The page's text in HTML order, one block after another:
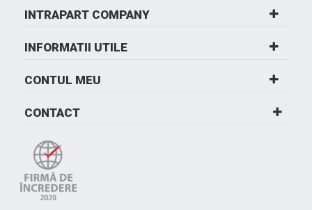
INTRAPART COMPANY
INFORMATII UTILE
CONTUL MEU
CONTACT